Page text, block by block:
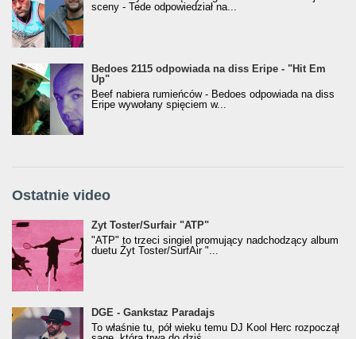
sceny - Tede odpowiedział na...
Bedoes 2115 odpowiada na diss Eripe - "Hit Em
Up"
Beef nabiera rumieńców - Bedoes odpowiada na diss
Eripe wywołany spięciem w...
Ostatnie video
Żyt Toster/SurfAir - ATP VIDEO
Żyt Toster/Surfair "ATP"
"ATP" to trzeci singiel promujący nadchodzący album
duetu Żyt Toster/SurfAir "...
donGURALesko z nagrodą za
Klasyczny/Trueschoolowy Album Roku
(Popkillery 2023)
DGE - Gankstaz Paradajs
To właśnie tu, pół wieku temu DJ Kool Herc rozpoczął